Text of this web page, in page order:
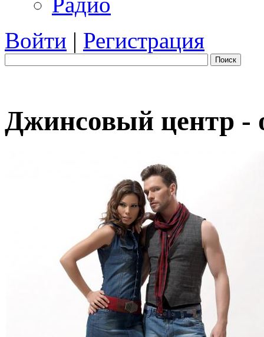
Войти | Регистрация
Поиск
Джинсовый центр -